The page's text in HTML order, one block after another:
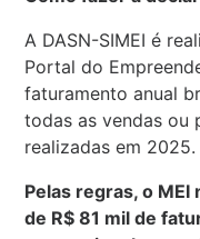
A DASN-SIMEI é
Portal do
faturamento anual
todas as vendas ou
realizadas em 2025.
Pelas regras, o
de R$ 81 mil de